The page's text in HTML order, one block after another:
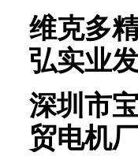
维克
弘实业
深圳市
贸电机